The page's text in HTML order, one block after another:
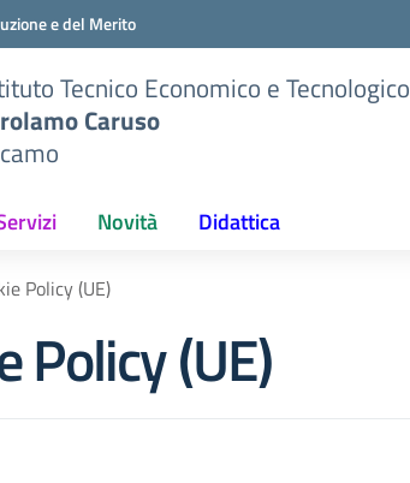
e del Merito
Tecnico Economico e Tecnologico
Caruso
Novità Didattica
Policy (UE)
Policy (UE)